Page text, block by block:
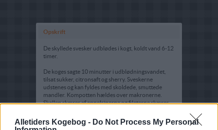
Alletiders Kogebog - Do Not Process My Personal
Opskrift
De skyllede svesker udblødes i kogt, koldt vand 6-12
timer.
De koges sagte 10 minutter i udblødningsvandet,
tilsat sukker, citronsaft og sherry. Sveskerne
udstenes og kan fyldes med skoldede, smuttede
mandler. Kompotten hældes over makronerne.
Skallen skæres af appelsinerne og fileterne skæres
Creme: